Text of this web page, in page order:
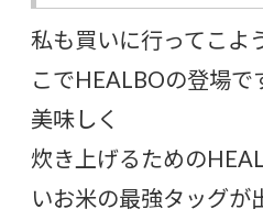
私も買いに行ってこよ
こでHEALBOの登場で
美味しく
炊き上げるための
いお米の最強タッグが